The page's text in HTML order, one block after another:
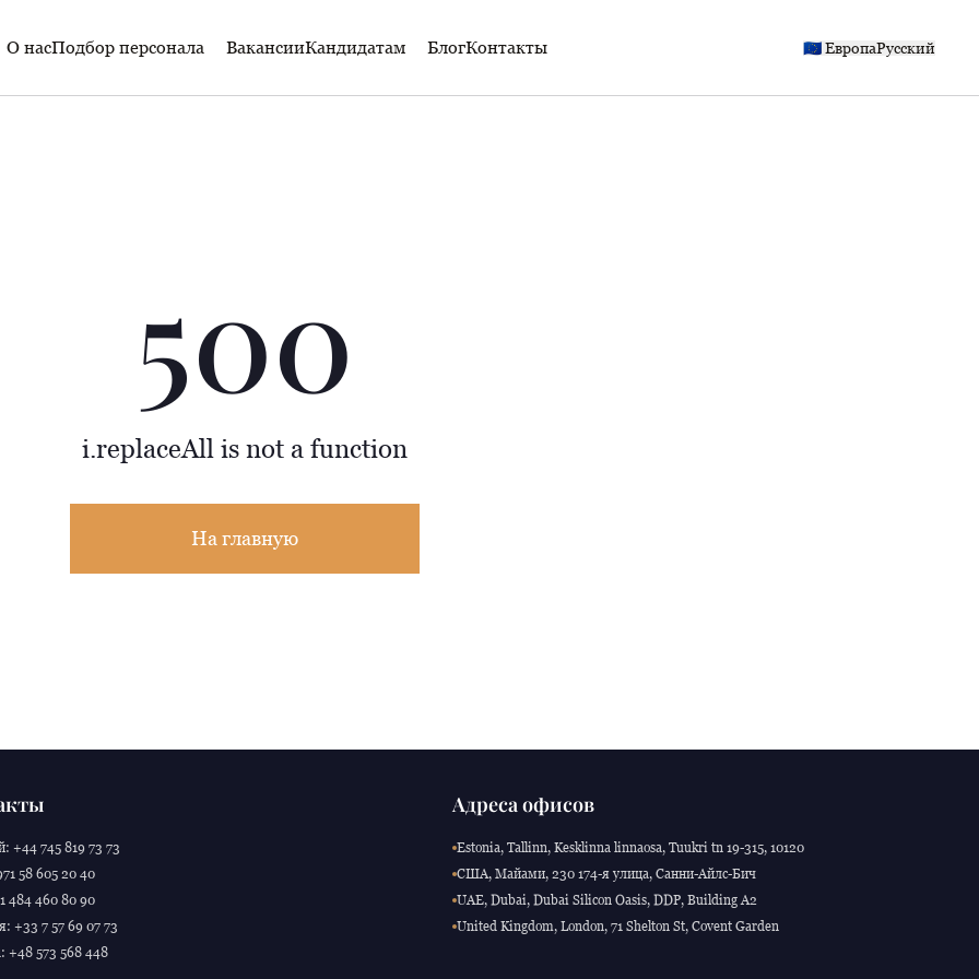
О насПодбор персонала ВакансииКандидатам БлогКонтакты 🇪🇺​​ ЕвропаРусский
500
i.replaceAll is not a function
На главную
+44 745 819 73 73
58 605 20 40
484 460 80 90
+33 7 57 69 07 73
+48 573 568 448
Адреса офисов
Estonia, Tallinn, Kesklinna linnaosa, Tuukri tn 19-315, 10120
США, Майами, 230 174-я улица, Санни-Айлс-Бич
UAE, Dubai, Dubai Silicon Oasis, DDP, Building A2
United Kingdom, London, 71 Shelton St, Covent Garden